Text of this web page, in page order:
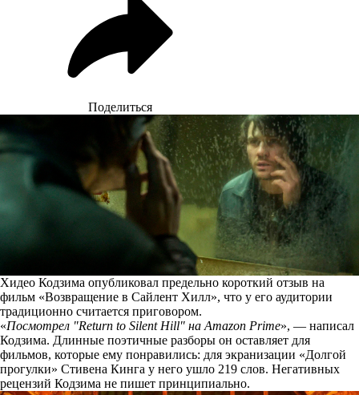
Поделиться
Хидео Кодзима опубликовал предельно короткий отзыв на
фильм «Возвращение в Сайлент Хилл», что у его аудитории
традиционно считается приговором.
«Посмотрел "Return to Silent Hill" на Amazon Prime», — написал
Кодзима. Длинные поэтичные разборы он оставляет для
фильмов, которые ему понравились: для экранизации «Долгой
прогулки» Стивена Кинга у него ушло 219 слов. Негативных
рецензий Кодзима не пишет принципиально.